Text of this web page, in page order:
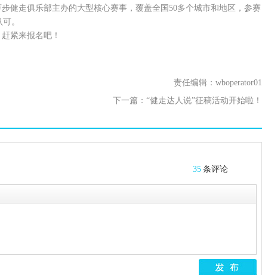
健走俱乐部主办的大型核心赛事，覆盖全国50多个城市和地区，参赛
。
紧来报名吧！
责任编辑：wboperator01
下一篇： “健走达人说”征稿活动开始啦！
35 条评论